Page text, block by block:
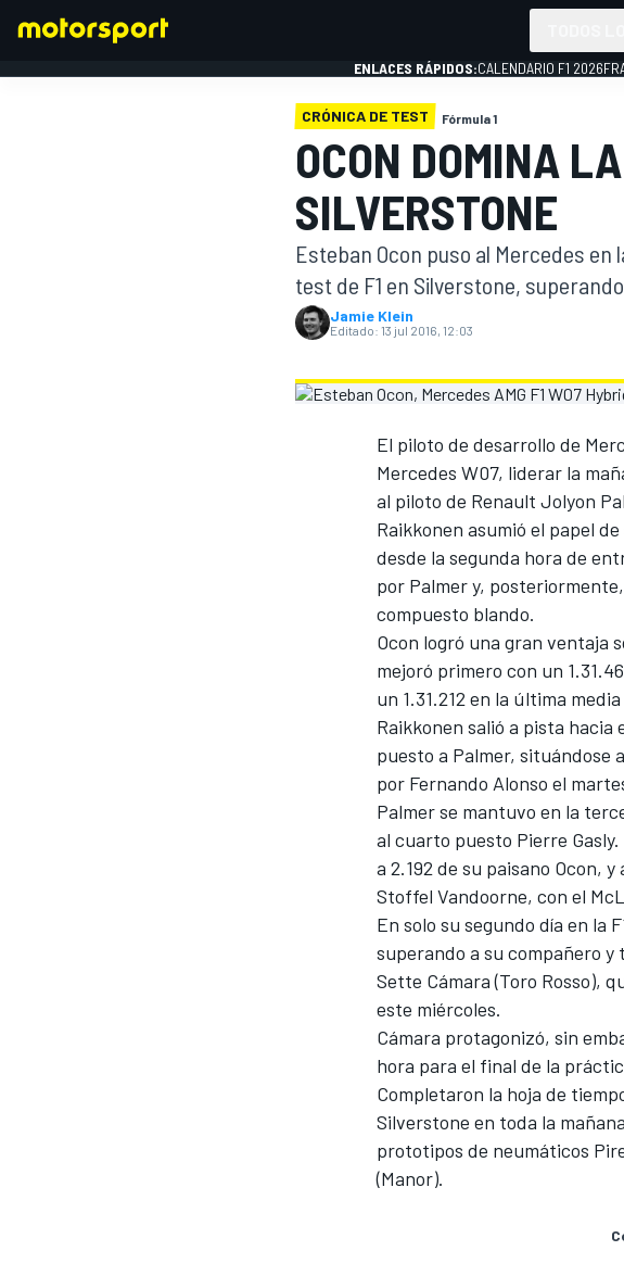
ENLACES RÁPIDOS:CALENDARIO F1 2026
CRÓNICA DE TEST Fórmula 1
OCON DOMINA
SILVERSTONE
Esteban Ocon puso al Mercedes
test de F1 en Silverstone,
Jamie Klein
Editado: 13 jul 2016, 12:03
El piloto de desarrollo de
Mercedes W07, liderar la
al piloto de Renault Jolyon
Raikkonen asumió el papel
desde la segunda hora de
por Palmer y,
compuesto blando.
Ocon logró una gran ventaja
mejoró primero con un
un 1.31.212 en la última
Raikkonen salió a pista
puesto a Palmer, situándose
por Fernando Alonso el
Palmer se mantuvo en la
al cuarto puesto Pierre
a 2.192 de su paisano Ocon,
Stoffel Vandoorne, con el
En solo su segundo día en la
superando a su compañero y
Sette Cámara (Toro Rosso),
este miércoles.
Cámara protagonizó, sin
hora para el final de la
Completaron la hoja de
Silverstone en toda la
prototipos de neumáticos
(Manor).